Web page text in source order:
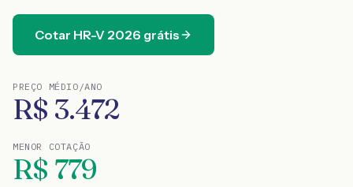
Cotar HR-V 2026 grátis
PREÇO MÉDIO/ANO
R$ 3.472
MENOR COTAÇÃO
R$ 779